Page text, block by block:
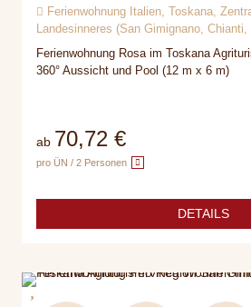
Ferienwohnung Italien, Toskana,
Landesinneres (San Gimignano, Chianti,
Ferienwohnung Rosa im Toskana
360° Aussicht und Pool (12 m x 6 m)
ab 70,72 €
pro ÜN / 2 Personen
DETAILS